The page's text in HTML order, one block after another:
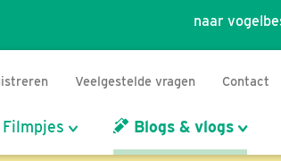
naar
Veelgestelde vragen Contact
Filmpjes Blogs & vlogs